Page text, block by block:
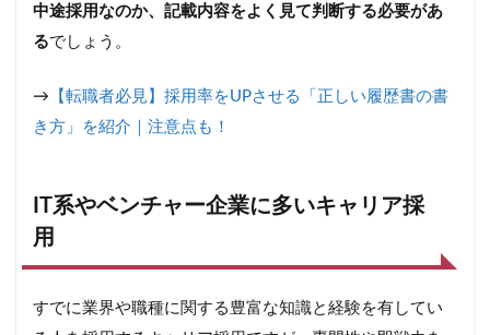
キ
リ
採
用
で
験
視
れ
中途採用なのか、記載内容をよく見て判断する必要があ
るでしょう。
→ 【転職者必見】採用率をUPさせる「正しい履歴書の書
き方」を紹介｜注意点も！
IT系やベンチャー企業に多いキャリア採
用
すでに業界や職種に関する豊富な知識と経験を有してい